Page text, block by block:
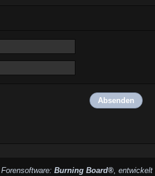
Forensoftware: Burning Board®, entwickelt